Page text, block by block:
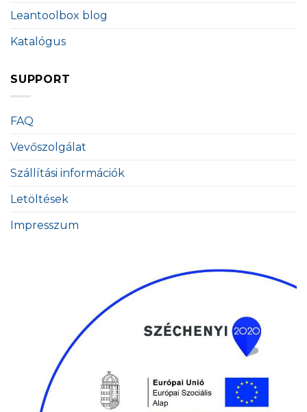
Leantoolbox blog
Katalógus
SUPPORT
FAQ
Vevőszolgálat
Szállítási információk
Letöltések
Impresszum